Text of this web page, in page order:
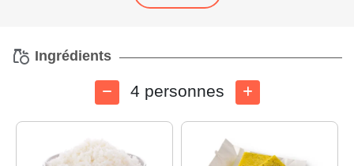
Ingrédients
4 personnes